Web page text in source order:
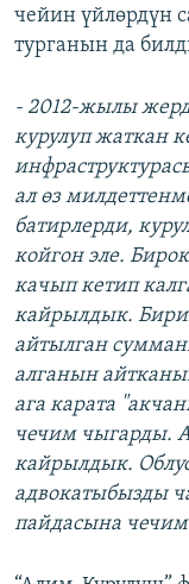
чейин үйлөрдүн
турганын да
- 2012-жылы
курулуп жаткан
ал өз
батирлерди,
койгон эле.
качып кетип
кайрылдык.
айтылган
алганын
ага карата
чечим чыгарды.
кайрылдык.
адвокатыбызды
пайдасына